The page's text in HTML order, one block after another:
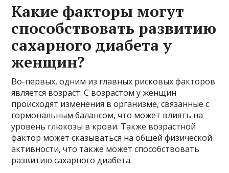
Какие факторы могут
способствовать развитию
сахарного диабета у
женщин?
Во-первых, одним из главных рисковых факторов
является возраст. С возрастом у женщин
происходят изменения в организме, связанные с
гормональным балансом, что может влиять на
уровень глюкозы в крови. Также возрастной
фактор может сказываться на общей физической
активности, что также может способствовать
развитию сахарного диабета.